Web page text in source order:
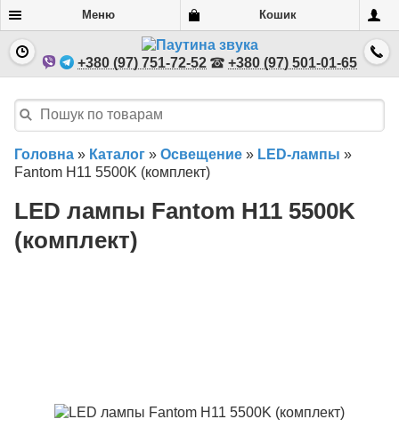
Меню Кошик
+380 (97) 751-72-52 +380 (97) 501-01-65
Головна » Каталог » Освещение » LED-лампы »
Fantom H11 5500K (комплект)
LED лампы Fantom H11 5500K
(комплект)